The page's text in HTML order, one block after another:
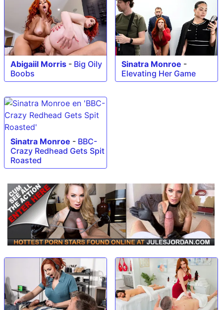
Abigaiil Morris - Big Oily
Boobs
Sinatra Monroe -
Elevating Her Game
Sinatra Monroe - BBC-
Crazy Redhead Gets Spit
Roasted